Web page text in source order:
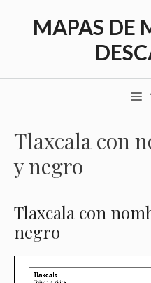
MAPAS DE
Tlaxcala con
y negro
Tlaxcala con
negro